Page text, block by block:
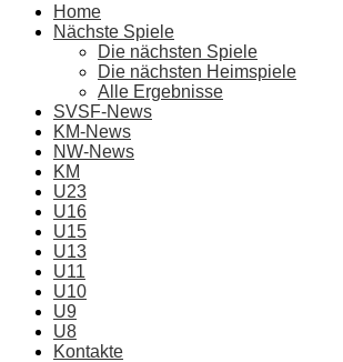
Home
Nächste Spiele
Die nächsten Spiele
Die nächsten Heimspiele
Alle Ergebnisse
SVSF-News
KM-News
NW-News
KM
U23
U16
U15
U13
U11
U10
U9
U8
Kontakte